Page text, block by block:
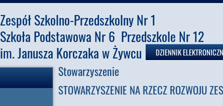
Zespół Szkolno-Przedszkolny Nr 1
Szkoła Podstawowa Nr 6 Przedszkole Nr 12
im. Janusza Korczaka w Żywcu
DZIENNIK
Stowarzyszenie
STOWARZYSZENIE NA RZECZ ROZWOJU